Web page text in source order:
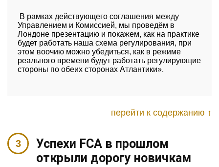
В рамках действующего соглашения между
Управлением и Комиссией, мы проведём в
Лондоне презентацию и покажем, как на практике
будет работать наша схема регулирования, при
этом воочию можно убедиться, как в режиме
реального времени будут работать регулирующие
стороны по обеих сторонах Атлантики».
перейти к содержанию ↑
Успехи FCA в прошлом
открыли дорогу новичкам